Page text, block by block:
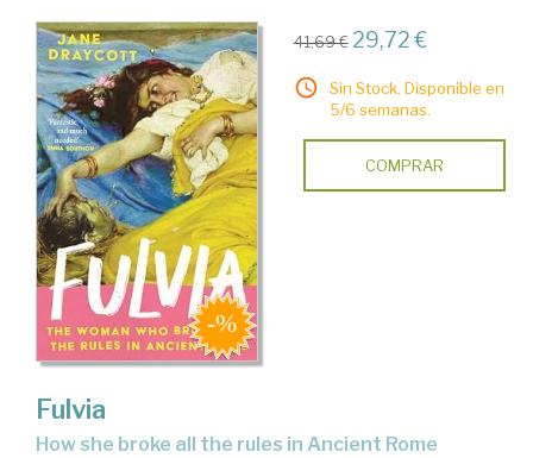
41,69 € 29,72 €
Sin Stock. Disponible en
5/6 semanas.
COMPRAR
Fulvia
how she broke all the rules in Ancient Rome